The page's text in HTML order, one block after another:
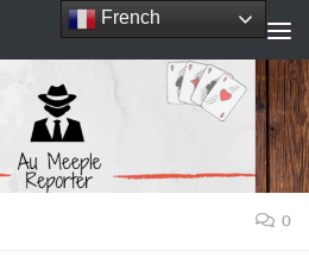
0
French